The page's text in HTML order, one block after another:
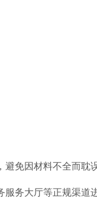
免因材料不全而耽
务大厅等正规渠道